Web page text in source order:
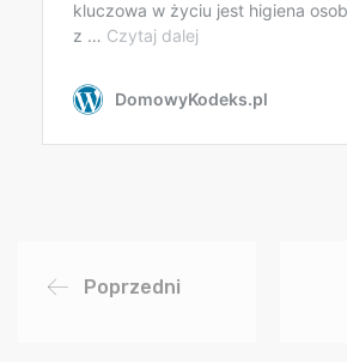
Poprzedni